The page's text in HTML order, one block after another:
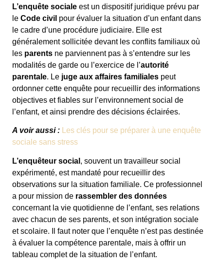
L’enquête sociale est un dispositif juridique prévu par
le Code civil pour évaluer la situation d’un enfant dans
le cadre d’une procédure judiciaire. Elle est
généralement sollicitée devant les conflits familiaux où
les parents ne parviennent pas à s’entendre sur les
modalités de garde ou l’exercice de l’autorité
parentale. Le juge aux affaires familiales peut
ordonner cette enquête pour recueillir des informations
objectives et fiables sur l’environnement social de
l’enfant, et ainsi prendre des décisions éclairées.
A voir aussi :
Les clés pour se préparer à une enquête
sociale sans stress
L’enquêteur social , souvent un travailleur social
expérimenté, est mandaté pour recueillir des
observations sur la situation familiale. Ce professionnel
a pour mission de rassembler des données
concernant la vie quotidienne de l’enfant, ses relations
avec chacun de ses parents, et son intégration sociale
et scolaire. Il faut noter que l’enquête n’est pas destinée
à évaluer la compétence parentale, mais à offrir un
tableau complet de la situation de l’enfant.